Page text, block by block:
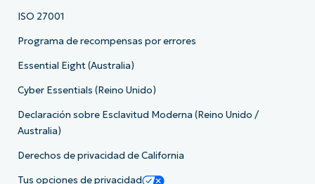
ISO 27001
Programa de recompensas por errores
Essential Eight (Australia)
Cyber Essentials (Reino Unido)
Declaración sobre Esclavitud Moderna (Reino Unido /
Australia)
Derechos de privacidad de California
Tus opciones de privacidad